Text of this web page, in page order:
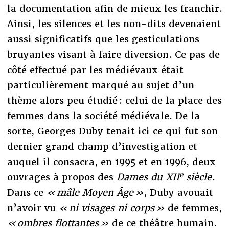
la documentation afin de mieux les franchir.
Ainsi, les silences et les non-dits devenaient
aussi significatifs que les gesticulations
bruyantes visant à faire diversion. Ce pas de
côté effectué par les médiévaux était
particulièrement marqué au sujet d’un
thème alors peu étudié : celui de la place des
femmes dans la société médiévale. De la
sorte, Georges Duby tenait ici ce qui fut son
dernier grand champ d’investigation et
auquel il consacra, en 1995 et en 1996, deux
ouvrages à propos des Dames du XIIesiècle.
Dans ce « mâle Moyen Âge », Duby avouait
n’avoir vu « ni visages ni corps » de femmes,
« ombres flottantes » de ce théâtre humain.